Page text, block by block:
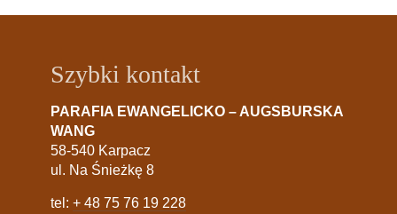
Szybki kontakt
PARAFIA EWANGELICKO – AUGSBURSKA
WANG
58-540 Karpacz
ul. Na Śnieżkę 8
tel: + 48 75 76 19 228